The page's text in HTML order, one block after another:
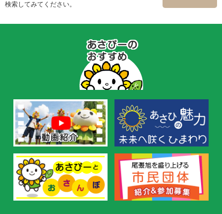
検索してみてください。
の
お
す
め